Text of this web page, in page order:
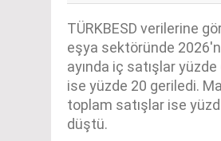
TÜRKBESD verilerine
eşya sektöründe
ayında iç satışlar
ise yüzde 20 geriledi.
toplam satışlar ise
düştü.